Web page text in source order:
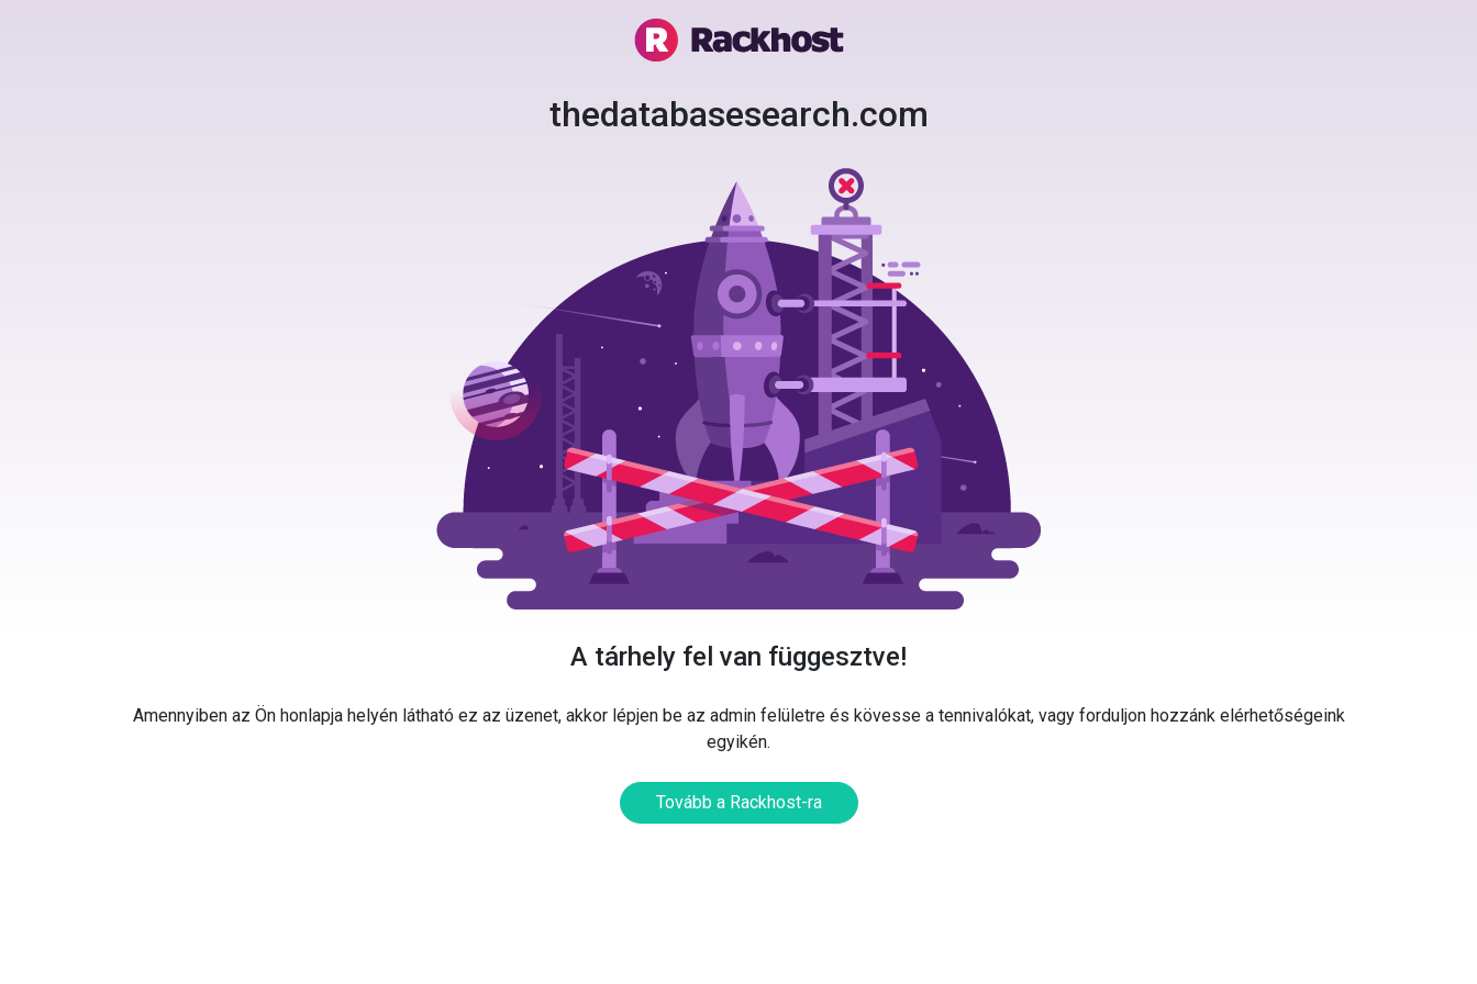
thedatabasesearch.com
A tárhely fel van függesztve!
Amennyiben az Ön honlapja helyén látható ez az üzenet, akkor lépjen be az admin felületre és kövesse a tennivalókat, vagy forduljon hozzánk elérhetőségeink
egyikén.
Tovább a Rackhost-ra